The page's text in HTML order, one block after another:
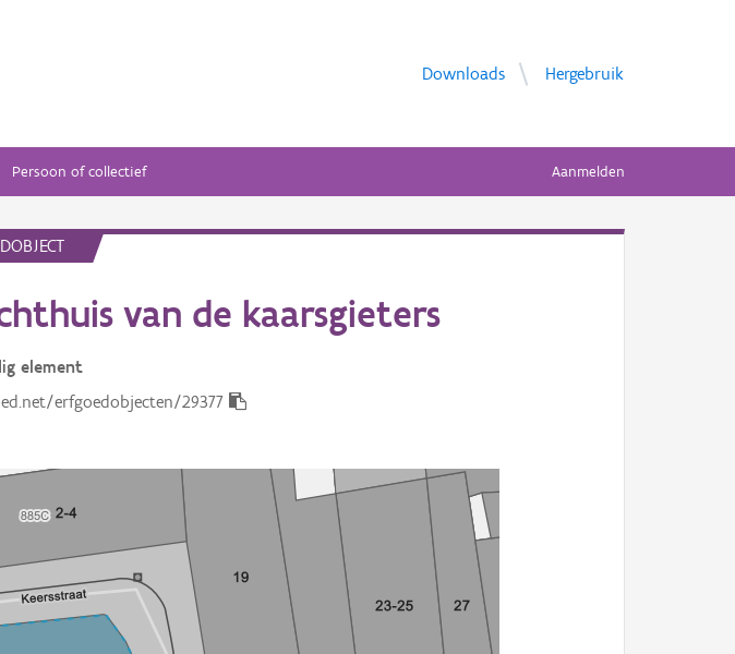
Downloads Hergebruik
Persoon of collectief Aanmelden
van de kaarsgieters
element
erfgoedobjecten/29377